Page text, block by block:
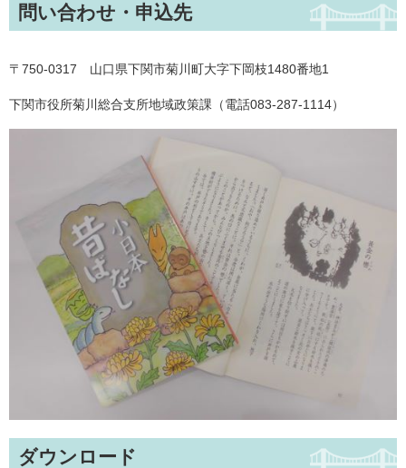
問い合わせ・申込先
〒750-0317 山口県下関市菊川町大字下岡枝1480番地1
下関市役所菊川総合支所地域政策課（電話083-287-1114）
ダウンロード